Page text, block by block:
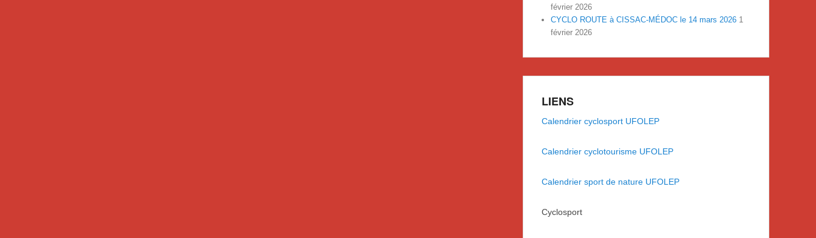
février 2026
CYCLO ROUTE à CISSAC-MÉDOC le 14 mars 2026 1
février 2026
LIENS
Calendrier cyclosport UFOLEP
Calendrier cyclotourisme UFOLEP
Calendrier sport de nature UFOLEP
Cyclosport